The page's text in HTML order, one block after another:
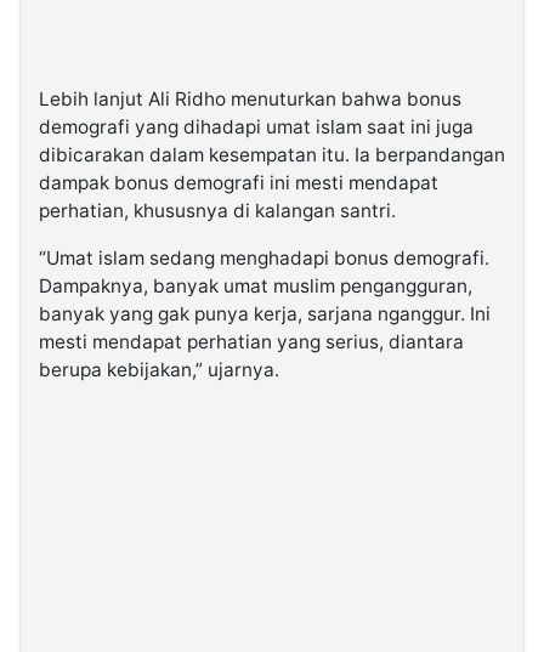
Lebih lanjut Ali Ridho menuturkan bahwa bonus
demografi yang dihadapi umat islam saat ini juga
dibicarakan dalam kesempatan itu. Ia berpandangan
dampak bonus demografi ini mesti mendapat
perhatian, khususnya di kalangan santri.
“Umat islam sedang menghadapi bonus demografi.
Dampaknya, banyak umat muslim pengangguran,
banyak yang gak punya kerja, sarjana nganggur. Ini
mesti mendapat perhatian yang serius, diantara
berupa kebijakan,” ujarnya.